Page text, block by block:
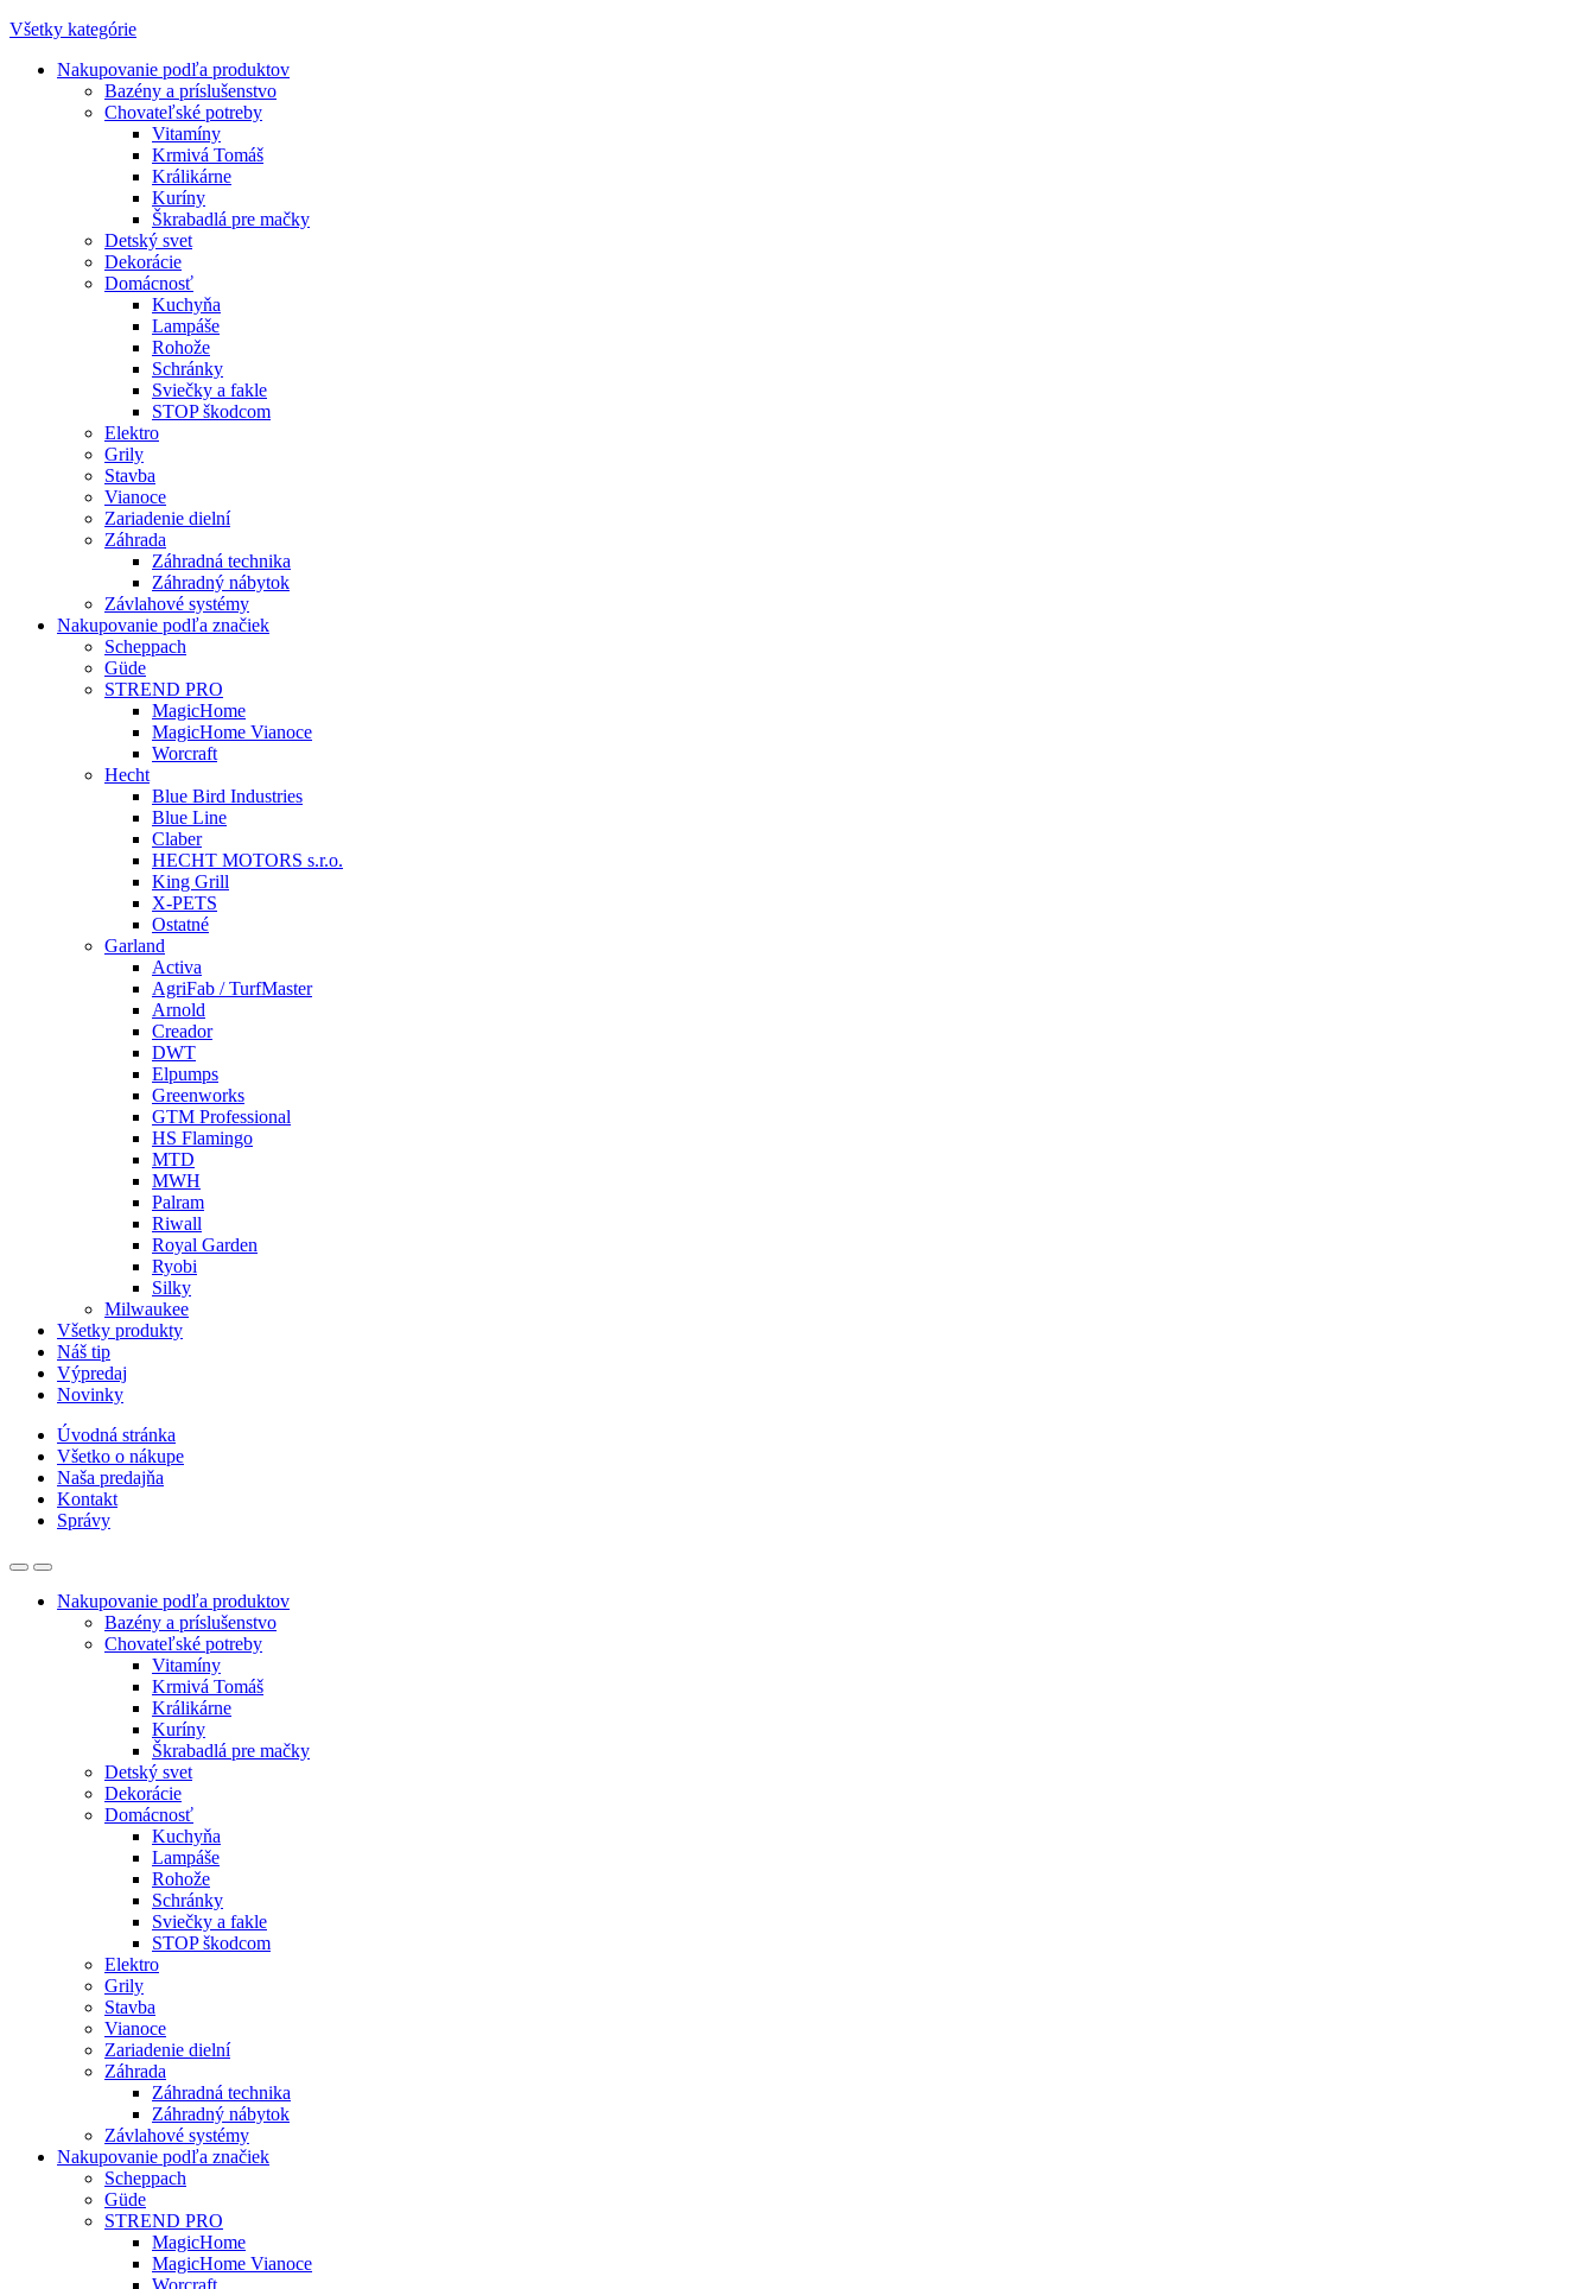
Všetky kategórie
Nakupovanie podľa produktov
Bazény a príslušenstvo
Chovateľské potreby
Vitamíny
Krmivá Tomáš
Králikárne
Kuríny
Škrabadlá pre mačky
Detský svet
Dekorácie
Domácnosť
Kuchyňa
Lampáše
Rohože
Schránky
Sviečky a fakle
STOP škodcom
Elektro
Grily
Stavba
Vianoce
Zariadenie dielní
Záhrada
Záhradná technika
Záhradný nábytok
Závlahové systémy
Nakupovanie podľa značiek
Scheppach
Güde
STREND PRO
MagicHome
MagicHome Vianoce
Worcraft
Hecht
Blue Bird Industries
Blue Line
Claber
HECHT MOTORS s.r.o.
King Grill
X-PETS
Ostatné
Garland
Activa
AgriFab / TurfMaster
Arnold
Creador
DWT
Elpumps
Greenworks
GTM Professional
HS Flamingo
MTD
MWH
Palram
Riwall
Royal Garden
Ryobi
Silky
Milwaukee
Všetky produkty
Náš tip
Výpredaj
Novinky
Úvodná stránka
Všetko o nákupe
Naša predajňa
Kontakt
Správy
Nakupovanie podľa produktov
Bazény a príslušenstvo
Chovateľské potreby
Vitamíny
Krmivá Tomáš
Králikárne
Kuríny
Škrabadlá pre mačky
Detský svet
Dekorácie
Domácnosť
Kuchyňa
Lampáše
Rohože
Schránky
Sviečky a fakle
STOP škodcom
Elektro
Grily
Stavba
Vianoce
Zariadenie dielní
Záhrada
Záhradná technika
Záhradný nábytok
Závlahové systémy
Nakupovanie podľa značiek
Scheppach
Güde
STREND PRO
MagicHome
MagicHome Vianoce
Worcraft